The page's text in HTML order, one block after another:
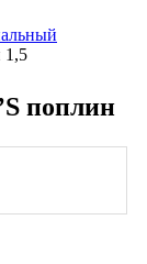
1,5